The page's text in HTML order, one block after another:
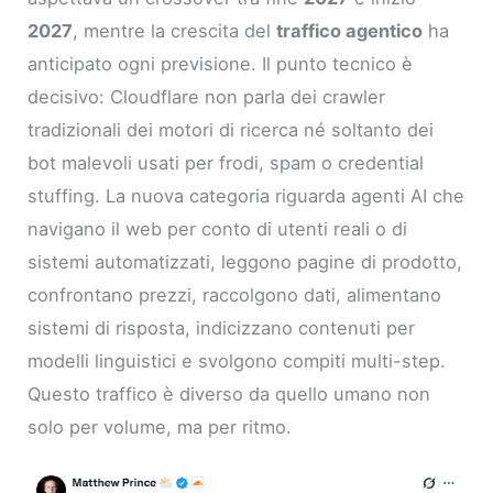
2027, mentre la crescita deltraffico agentico ha
anticipato ogni previsione. Il punto tecnico è
decisivo: Cloudflare non parla dei crawler
tradizionali dei motori di ricerca né soltanto dei
bot malevoli usati per frodi, spam o credential
stuffing. La nuova categoria riguarda agenti AI che
navigano il web per conto di utenti reali o di
sistemi automatizzati, leggono pagine di prodotto,
confrontano prezzi, raccolgono dati, alimentano
sistemi di risposta, indicizzano contenuti per
modelli linguistici e svolgono compiti multi-step.
Questo traffico è diverso da quello umano non
solo per volume, ma per ritmo.